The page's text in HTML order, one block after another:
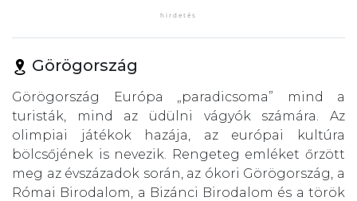
Görögország
Görögország Európa „paradicsoma” mind a
turisták, mind az üdülni vágyók számára. Az
olimpiai játékok hazája, az európai kultúra
bölcsőjének is nevezik. Rengeteg emléket őrzött
meg az évszázadok során, az ókori Görögország, a
Római Birodalom, a Bizánci Birodalom és a török